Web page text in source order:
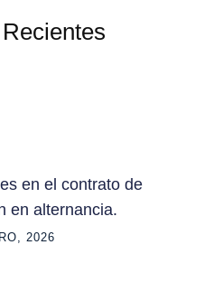
en el contrato de
en alternancia.
2026